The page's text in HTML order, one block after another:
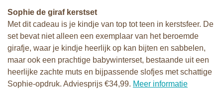
Sophie de giraf kerstset
Met dit cadeau is je kindje van top tot teen in kerstsfeer. De
set bevat niet alleen een exemplaar van het beroemde
girafje, waar je kindje heerlijk op kan bijten en sabbelen,
maar ook een prachtige babywinterset, bestaande uit een
heerlijke zachte muts en bijpassende slofjes met schattige
Sophie-opdruk. Adviesprijs €34,99. Meer informatie